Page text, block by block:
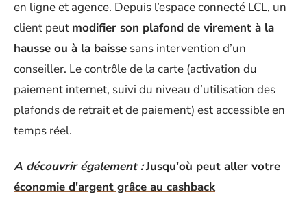
en ligne et agence. Depuis l’espace connecté LCL, un
client peut modifier son plafond de virement à la
hausse ou à la baisse sans intervention d’un
conseiller. Le contrôle de la carte (activation du
paiement internet, suivi du niveau d’utilisation des
plafonds de retrait et de paiement) est accessible en
temps réel.
A découvrir également :Jusqu'où peut aller votre
économie d'argent grâce au cashback